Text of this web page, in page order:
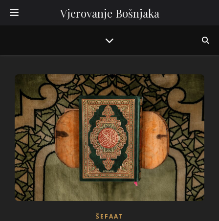
Vjerovanje Bošnjaka
ŠEFAAT